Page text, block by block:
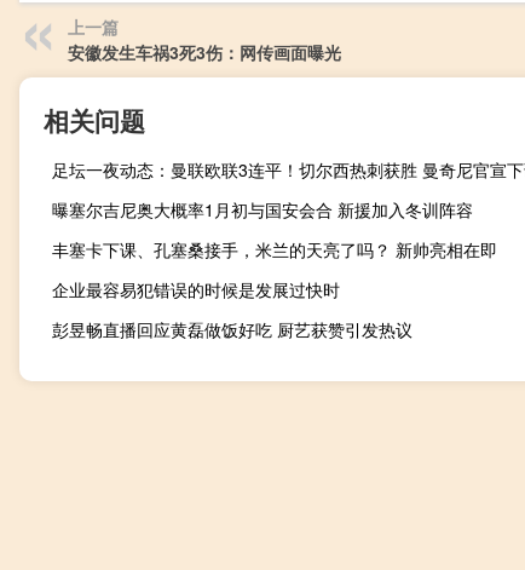
上一篇
安徽发生车祸3死3伤：网传画面曝光
相关问题
曝塞尔吉尼奥大概率1月初与国安会合 新援加入冬训阵容
丰塞卡下课、孔塞桑接手，米兰的天亮了吗？ 新帅亮相在即
企业最容易犯错误的时候是发展过快时
彭昱畅直播回应黄磊做饭好吃 厨艺获赞引发热议